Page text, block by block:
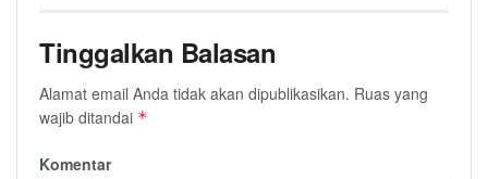
Tinggalkan Balasan
Alamat email Anda tidak akan dipublikasikan. Ruas yang
wajib ditandai *
Komentar